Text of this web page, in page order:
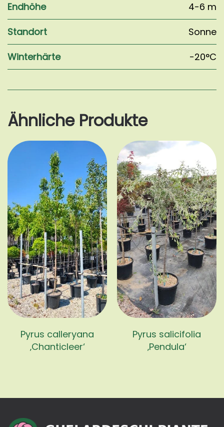
Endhöhe
4-6 m
Standort
Sonne
Winterhärte
-20°C
Ähnliche Produkte
Pyrus calleryana
‚Chanticleer‘
Pyrus salicifolia
‚Pendula‘